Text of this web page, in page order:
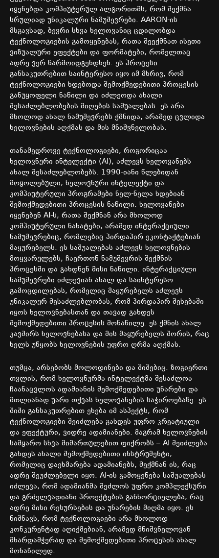
იყენებდა კომპიუტერულ ალგორითმს, რომ შექმნა
სრულიად უნიკალური ნამუშევრები. AARON-ის
მსგავსად, ბევრი სხვა ხელოვანიც ცდილობდა
ტექნოლოგიების გამოყენებას, რათა შეექმნათ ისეთი
ვიზუალური ეფექტები და ფორმატები, რომელთაც
ადრე ვერ წარმოიდგენდნენ. ეს პროცესი
განსაკუთრებით საინტერესო იყო იმ მხრივ, რომ
ტექნოლოგიები ხდებოდა შემოქმედებითი პროცესის
განუყოფელი ნაწილი და იძლეოდა ახალი
შესაძლებლობების მიღების საშუალებას. ეს არა
მხოლოდ ახალ ნამუშევრებს ქმნიდა, არამედ ცვლიდა
ხელოვნების აღქმას და მის მნიშვნელობას.
თანამედროვე ტექნოლოგიები, როგორიცაა
ხელოვნური ინტელექტი (AI), აძლევს ხელოვანებს
ახალ შესაძლებლობებს. 1990-იანი წლებიდან
მოყოლებული, ხელოვნური ინტელექტი და
კომპიუტერული პროგრამები ნელ-ნელა ხდებიან
შემოქმედებითი პროცესის ნაწილი. ხელოვანები
იყენებენ AI-ს, რათა შექმნან არა მხოლოდ
კომპიუტერული ნახატები, არამედ ინტერაქციული
ნამუშევრებიც, რომლებიც პირდაპირ ეკონტაქტებიან
მაყურებელს. ეს საშუალებას აძლევს ხელოვნების
მოყვარულებს, ჩაერთონ ნამუშევრის შექმნის
პროცესში და გახდნენ მისი ნაწილი. ინტერაქციული
ნამუშევრები იძლევიან ახალ და საინტერესო
გამოცდილებას, რომელიც მაყურებელს აძლევს
უნიკალურ შესაძლებლობას, რომ პირდაპირ შეხებაში
იყოს ხელოვნებასთან და თავად გახდეს
შემოქმედებითი პროცესის მონაწილე. ეს ქმნის ახალ
კავშირს ხელოვნებასა და მის მაყურებელს შორის, რაც
ხელს უწყობს ხელოვნების უფრო ღრმა აღქმას.
თუმცა, არსებობს მოლოდინები და შიშებიც. ზოგიერთი
თვლის, რომ ხელოვნურმა ინტელექტმა შესაძლოა
ჩაანაცვლოს ადამიანის შემოქმედებითი უნარები და
მთლიანად უარი თქვას ხელოვანების საჭიროებაზე. ეს
შიში განსაკუთრებით ეხება იმ ასპექტს, რომ
ტექნოლოგიები შეიძლება გახდეს უფრო კრეატიული
და ეფექტური, ვიდრე ადამიანები. მაგრამ ხელოვნების
სამყარო სხვა მიმართულებით ფიქრობს – AI შეიძლება
გახდეს ახალი შემოქმედებითი ინსტრუმენტი,
რომელიც დაეხმარება ადამიანებს, შექმნან ის, რაც
ადრე შეუძლებელი იყო. AI-ის გამოყენება საშუალებას
იძლევა, რომ ადამიანმა შეძლოს უფრო კომპლექსური
და გრძელვადიანი პროექტების განხორციელება, რაც
ადრე მისი რესურსების და უნარების მიღმა იყო. ეს
ნიშნავს, რომ ტექნოლოგიები არა მხოლოდ
კონკურენტად აღიქმებიან, არამედ მნიშვნელოვან
მხარდამჭერად და შემოქმედებითი პროცესის ახალ
მონაწილედ.